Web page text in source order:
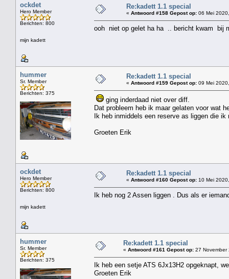
ockdet
Hero Member
Berichten: 800
mijn kadett
Re:kadett 1.1 special
« Antwoord #158 Gepost op: 06 Mei
ooh niet op gelet ha ha .. bericht kwam bij
hummer
Sr. Member
Berichten: 375
Re:kadett 1.1 special
« Antwoord #159 Gepost op: 09 Mei
ging inderdaad niet over diff.
Dat probleem heb ik maar gelaten voor wat
Ik heb inmiddels een reserve as liggen die
Groeten Erik
ockdet
Hero Member
Berichten: 800
mijn kadett
Re:kadett 1.1 special
« Antwoord #160 Gepost op: 10 Mei
Ik heb nog 2 Assen liggen . Dus als er
hummer
Sr. Member
Berichten: 375
Re:kadett 1.1 special
« Antwoord #161 Gepost op: 27 November
Ik heb een setje ATS 6Jx13H2 opgeknapt,
Groeten Erik